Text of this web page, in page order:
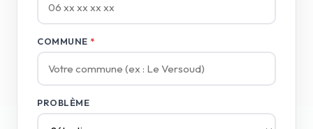
COMMUNE *
PROBLÈME